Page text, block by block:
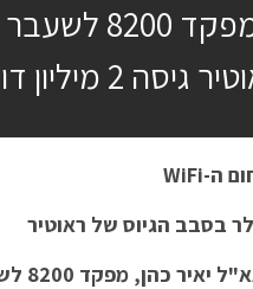
ההשקעה
2 מיליון דולר
WiFi
8200 לשעבר, כמנכ"ל